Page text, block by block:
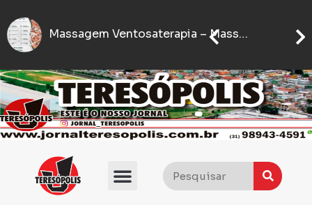
Seter IFMG abre inscrições para processo seletivo com quase 5 mil vagas gratuitasFlávio Bolsonaro anuncia quem será seu vice nas eleições presidenciais de 2026